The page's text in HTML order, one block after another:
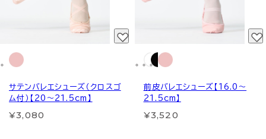
サテンバレエシューズ（クロスゴ
ム付）【20～21.5cm】
¥3,080
前皮バレエシューズ【16.0～
21.5cm】
¥3,520